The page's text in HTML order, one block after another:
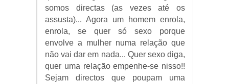
somos directas (as vezes até os
assusta)... Agora um homem enrola,
enrola, se quer só sexo porque
envolve a mulher numa relação que
não vai dar em nada... Quer sexo diga,
quer uma relação empenhe-se nisso!!
Sejam directos que poupam uma